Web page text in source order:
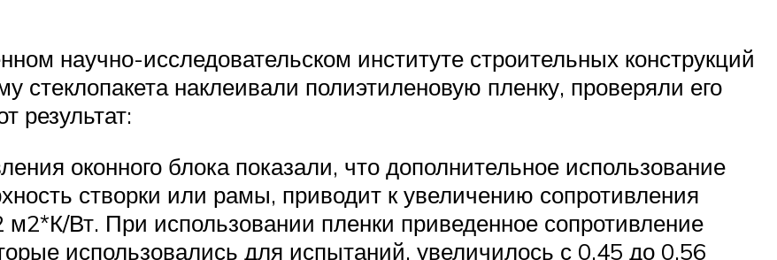
научно-исследовательском институте строительных конструкций
стеклопакета наклеивали полиэтиленовую пленку, проверяли его
результат:
оконного блока показали, что дополнительное использование
створки или рамы, приводит к увеличению сопротивления
м2*К/Вт. При использовании пленки приведенное сопротивление
использовались для испытаний, увеличилось с 0,45 до 0,56